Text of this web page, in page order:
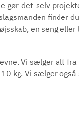
gør-det-selv
finder
en seng eller
Vi sælger alt fra
kg. Vi sælger